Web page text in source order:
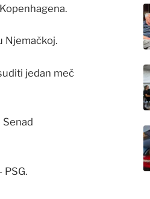
Njemačkoj.
jedan meč
Senad
PSG.